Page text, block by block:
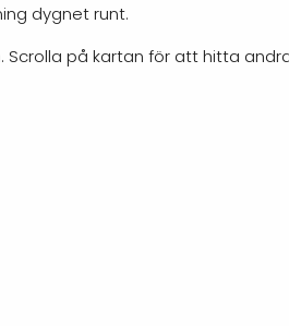
dygnet runt.
Scrolla på kartan för att hitta